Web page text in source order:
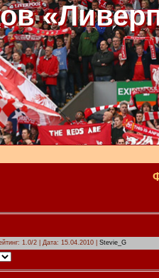
1.0/2 | Дата: 15.04.2010 | Stevie_G